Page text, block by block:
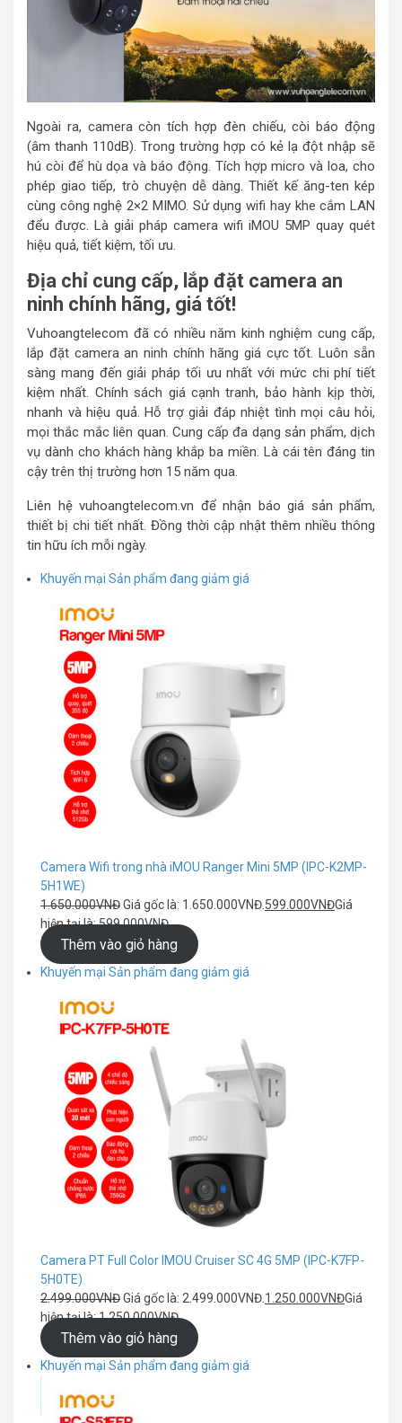
Ngoài ra, camera còn tích hợp đèn chiếu, còi báo động
(âm thanh 110dB). Trong trường hợp có kẻ lạ đột nhập sẽ
hú còi để hù dọa và báo động. Tích hợp micro và loa, cho
phép giao tiếp, trò chuyện dễ dàng. Thiết kế ăng-ten kép
cùng công nghệ 2×2 MIMO. Sử dụng wifi hay khe cắm LAN
đểu được. Là giải pháp camera wifi iMOU 5MP quay quét
hiệu quả, tiết kiệm, tối ưu.
Địa chỉ cung cấp, lắp đặt camera an
ninh chính hãng, giá tốt!
Vuhoangtelecom đã có nhiều năm kinh nghiệm cung cấp,
lắp đặt camera an ninh chính hãng giá cực tốt. Luôn sẵn
sàng mang đến giải pháp tối ưu nhất với mức chi phí tiết
kiệm nhất. Chính sách giá cạnh tranh, bảo hành kịp thời,
nhanh và hiệu quả. Hỗ trợ giải đáp nhiệt tình mọi câu hỏi,
mọi thắc mắc liên quan. Cung cấp đa dạng sản phẩm, dịch
vụ dành cho khách hàng khắp ba miền. Là cái tên đáng tin
cậy trên thị trường hơn 15 năm qua.
Liên hệ vuhoangtelecom.vn để nhận báo giá sản phẩm,
thiết bị chi tiết nhất. Đồng thời cập nhật thêm nhiều thông
tin hữu ích mỗi ngày.
Khuyến mại Sản phẩm đang giảm giá
Camera Wifi trong nhà iMOU Ranger Mini 5MP (IPC-K2MP-
5H1WE)
1.650.000VNĐGiá gốc là: 1.650.000VNĐ. 599.000VNĐGiá
hiện tại là: 599.000VNĐ.
Thêm vào giỏ hàng
Khuyến mại Sản phẩm đang giảm giá
Camera PT Full Color IMOU Cruiser SC 4G 5MP (IPC-K7FP-
5H0TE)
2.499.000VNĐGiá gốc là: 2.499.000VNĐ. 1.250.000VNĐGiá
hiện tại là: 1.250.000VNĐ.
Thêm vào giỏ hàng
Khuyến mại Sản phẩm đang giảm giá